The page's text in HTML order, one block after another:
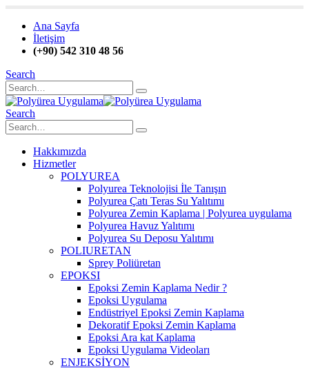
Ana Sayfa
İletişim
(+90) 542 310 48 56
Search
Search
Hakkımızda
Hizmetler
POLYUREA
Polyurea Teknolojisi İle Tanışın
Polyurea Çatı Teras Su Yalıtımı
Polyurea Zemin Kaplama | Polyurea uygulama
Polyurea Havuz Yalıtımı
Polyurea Su Deposu Yalıtımı
POLIURETAN
Sprey Poliüretan
EPOKSI
Epoksi Zemin Kaplama Nedir ?
Epoksi Uygulama
Endüstriyel Epoksi Zemin Kaplama
Dekoratif Epoksi Zemin Kaplama
Epoksi Ara kat Kaplama
Epoksi Uygulama Videoları
ENJEKSİYON